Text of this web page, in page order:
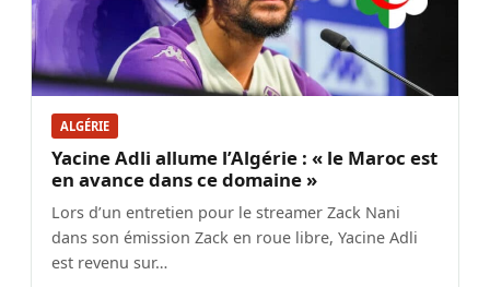
ALGÉRIE
Yacine Adli allume l’Algérie : « le Maroc est
en avance dans ce domaine »
Lors d’un entretien pour le streamer Zack Nani
dans son émission Zack en roue libre, Yacine Adli
est revenu sur…